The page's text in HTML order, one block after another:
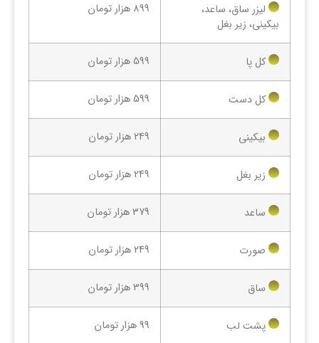
لیزر ساق، ساعد،
بیکینی، زیر بغل
899 هزار تومان
کل پا 599 هزار تومان
کل دست 599 هزار تومان
بیکینی 249 هزار تومان
زیر بغل 249 هزار تومان
ساعد 379 هزار تومان
صورت 249 هزار تومان
ساق 399 هزار تومان
پشت لب 99 هزار تومان